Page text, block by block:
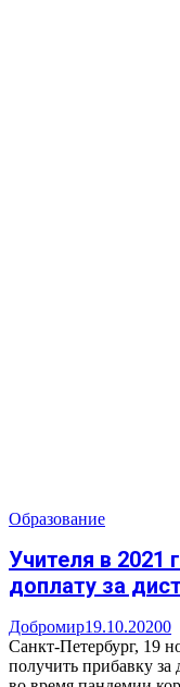
Образование
Учителя в 2021
доплату за
Добромир19.10.20200
Санкт-Петербург, 19
получить прибавку